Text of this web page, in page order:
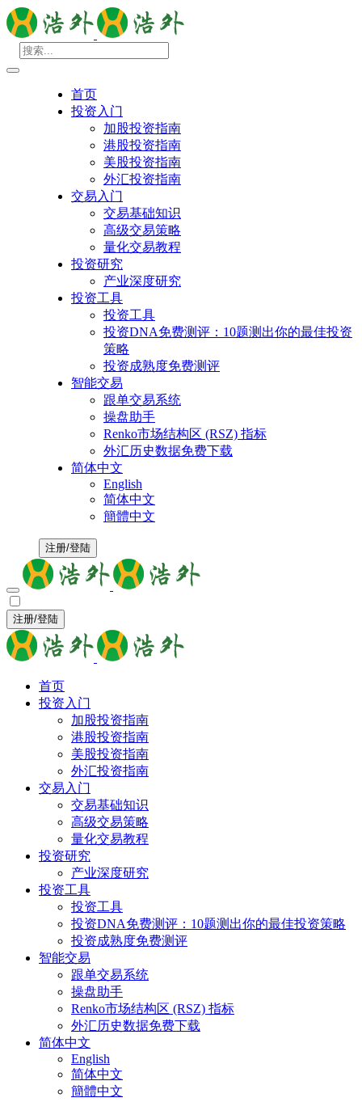
首页
投资入门
加股投资指南
港股投资指南
美股投资指南
外汇投资指南
交易入门
交易基础知识
高级交易策略
量化交易教程
投资研究
产业深度研究
投资工具
投资工具
投资DNA免费测评：10题测出你的最佳投资
策略
投资成熟度免费测评
智能交易
跟单交易系统
操盘助手
Renko市场结构区 (RSZ) 指标
外汇历史数据免费下载
简体中文
English
简体中文
簡體中文
注册/登陆
注册/登陆
首页
投资入门
加股投资指南
港股投资指南
美股投资指南
外汇投资指南
交易入门
交易基础知识
高级交易策略
量化交易教程
投资研究
产业深度研究
投资工具
投资工具
投资DNA免费测评：10题测出你的最佳投资策略
投资成熟度免费测评
智能交易
跟单交易系统
操盘助手
Renko市场结构区 (RSZ) 指标
外汇历史数据免费下载
简体中文
English
简体中文
簡體中文